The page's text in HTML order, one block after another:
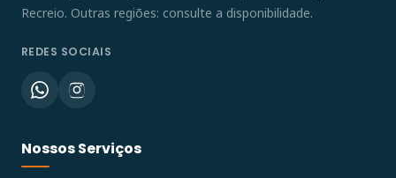
Recreio. Outras regiões: consulte a disponibilidade.
REDES SOCIAIS
Nossos Serviços